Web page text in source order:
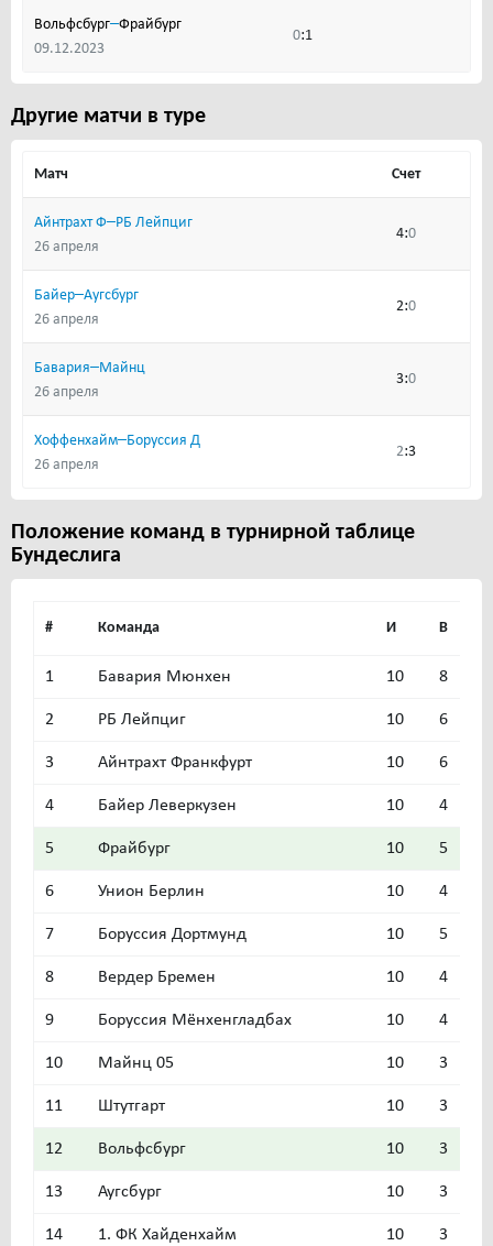
Вольфсбург–Фрайбург
09.12.2023
0:1
Другие матчи в туре
Матч Счет
Айнтрахт Ф–РБ Лейпциг
26 апреля
4:0
Байер–Аугсбург
26 апреля
2:0
Бавария–Майнц
26 апреля
3:0
Хоффенхайм–Боруссия Д
26 апреля
2:3
Положение команд в турнирной таблице
Бундеслига
# Команда И В
1 Бавария Мюнхен 10 8
2 РБ Лейпциг 10 6
3 Айнтрахт Франкфурт 10 6
4 Байер Леверкузен 10 4
5 Фрайбург 10 5
6 Унион Берлин 10 4
7 Боруссия Дортмунд 10 5
8 Вердер Бремен 10 4
9 Боруссия Мёнхенгладбах 10 4
10 Майнц 05 10 3
11 Штутгарт 10 3
12 Вольфсбург 10 3
13 Аугсбург 10 3
14 1. ФК Хайденхайм 10 3